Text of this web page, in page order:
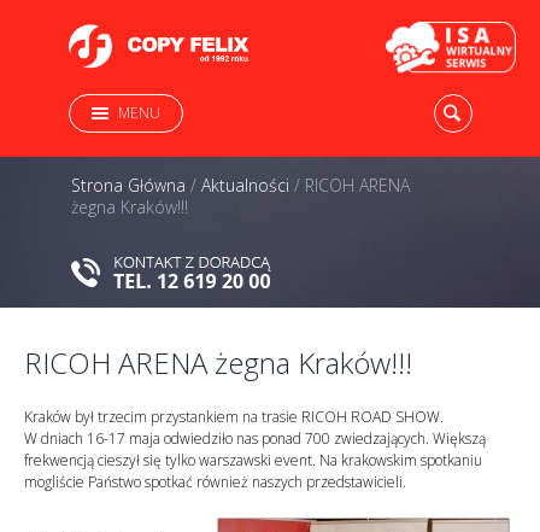
MENU
Strona Główna / Aktualności / RICOH ARENA
żegna Kraków!!!
RICOH ARENA żegna Kraków!!!
Kraków był trzecim przystankiem na trasie RICOH ROAD SHOW.
W dniach 16-17 maja odwiedziło nas ponad 700 zwiedzających. Większą
frekwencją cieszył się tylko warszawski event. Na krakowskim spotkaniu
mogliście Państwo spotkać również naszych przedstawicieli.